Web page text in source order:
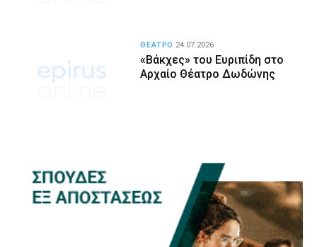
«Βάκχες» του Ευριπίδη στο
Αρχαίο Θέατρο Δωδώνης
ΘΕΑΤΡΟ 24.07.2026